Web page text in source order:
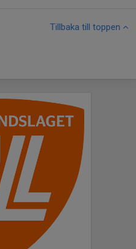
Tillbaka till toppen